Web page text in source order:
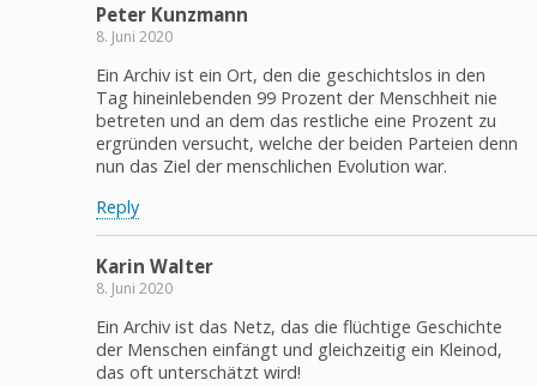
Peter Kunzmann
8. Juni 2020
Ein Archiv ist ein Ort, den die geschichtslos in den
Tag hineinlebenden 99 Prozent der Menschheit nie
betreten und an dem das restliche eine Prozent zu
ergründen versucht, welche der beiden Parteien denn
nun das Ziel der menschlichen Evolution war.
Reply
Karin Walter
8. Juni 2020
Ein Archiv ist das Netz, das die flüchtige Geschichte
der Menschen einfängt und gleichzeitig ein Kleinod,
das oft unterschätzt wird!